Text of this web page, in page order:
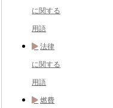
に関する
用語
法律
に関する
用語
燃費